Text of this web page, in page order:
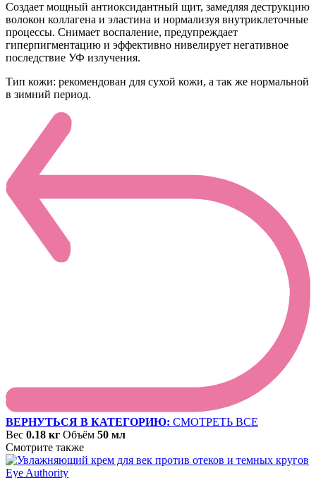
Создает мощный антиоксидантный щит, замедляя деструкцию
волокон коллагена и эластина и нормализуя внутриклеточные
процессы. Снимает воспаление, предупреждает
гиперпигментацию и эффективно нивелирует негативное
последствие УФ излучения.
Тип кожи: рекомендован для сухой кожи, а так же нормальной
в зимний период.
ВЕРНУТЬСЯ В КАТЕГОРИЮ: СМОТРЕТЬ ВСЕ
Вес 0.18 кг Объём 50 мл
Смотрите также